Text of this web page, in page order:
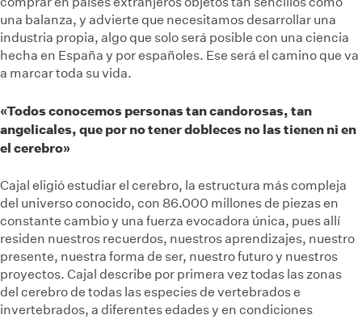
una balanza, y advierte que necesitamos desarrollar una
industria propia, algo que solo será posible con una ciencia
hecha en España y por españoles. Ese será el camino que va
a marcar toda su vida.
«Todos conocemos personas tan candorosas, tan
angelicales, que por no tener dobleces no las tienen ni en
el cerebro»
Cajal eligió estudiar el cerebro, la estructura más compleja
del universo conocido, con 86.000 millones de piezas en
constante cambio y una fuerza evocadora única, pues allí
residen nuestros recuerdos, nuestros aprendizajes, nuestro
presente, nuestra forma de ser, nuestro futuro y nuestros
proyectos. Cajal describe por primera vez todas las zonas
del cerebro de todas las especies de vertebrados e
invertebrados, a diferentes edades y en condiciones